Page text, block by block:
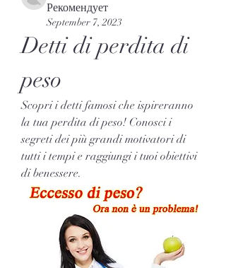
Рекомендует
September 7, 2023
Detti di perdita di
peso
Scopri i detti famosi che ispireranno
la tua perdita di peso! Conosci i
segreti dei più grandi motivatori di
tutti i tempi e raggiungi i tuoi obiettivi
di benessere.